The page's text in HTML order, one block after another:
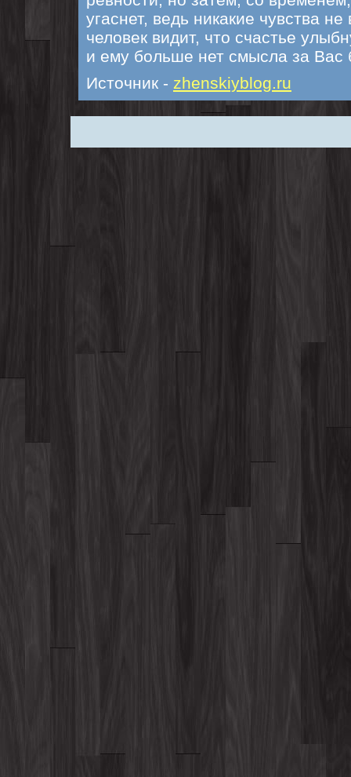
угаснет, ведь никакие чувства
человек видит, что счастье
и ему больше нет смысла за Вас
Источник - zhenskiyblog.ru